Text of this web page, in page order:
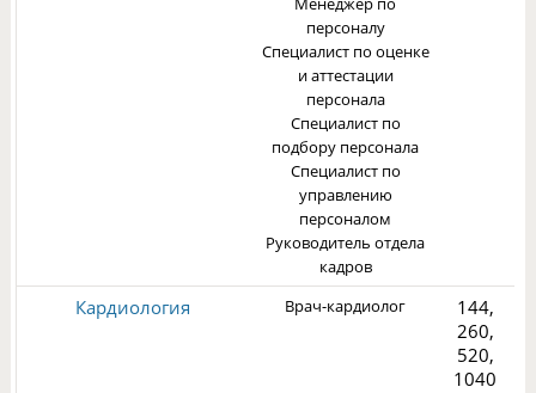
персоналу
Специалист по оценке
и аттестации
персонала
Специалист по
подбору персонала
Специалист по
управлению
персоналом
Руководитель отдела
кадров
Кардиология Врач-кардиолог
144,
260,
520,
1040